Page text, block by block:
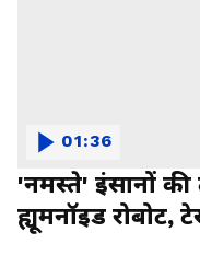
'नमस्ते' इंसानों की
ह्यूमनॉइड रोबोट,
01:36